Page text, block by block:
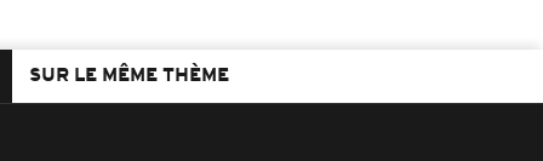
SUR LE MÊME THÈME